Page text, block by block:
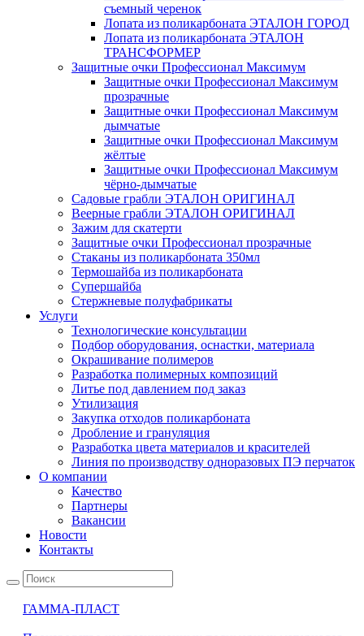
съемный черенок
Лопата из поликарбоната ЭТАЛОН ГОРОД
Лопата из поликарбоната ЭТАЛОН
ТРАНСФОРМЕР
Защитные очки Профессионал Максимум
Защитные очки Профессионал Максимум
прозрачные
Защитные очки Профессионал Максимум
дымчатые
Защитные очки Профессионал Максимум
жёлтые
Защитные очки Профессионал Максимум
чёрно-дымчатые
Садовые грабли ЭТАЛОН ОРИГИНАЛ
Веерные грабли ЭТАЛОН ОРИГИНАЛ
Зажим для скатерти
Защитные очки Профессионал прозрачные
Стаканы из поликарбоната 350мл
Термошайба из поликарбоната
Супершайба
Стержневые полуфабрикаты
Услуги
Технологические консультации
Подбор оборудования, оснастки, материала
Окрашивание полимеров
Разработка полимерных композиций
Литье под давлением под заказ
Утилизация
Закупка отходов поликарбоната
Дробление и грануляция
Разработка цвета материалов и красителей
Линия по производству одноразовых ПЭ перчаток
О компании
Качество
Партнеры
Вакансии
Новости
Контакты
ГАММА-ПЛАСТ